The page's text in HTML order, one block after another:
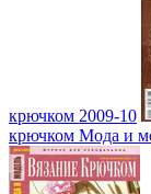
крючком 2009-10
крючком Мода и